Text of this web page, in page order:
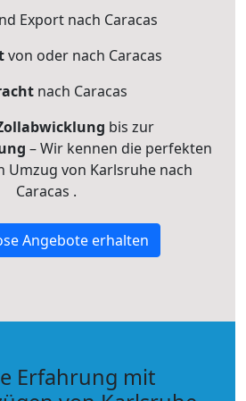
Export nach Caracas
von oder nach Caracas
nach Caracas
bis zur
– Wir kennen die perfekten
Umzug von Karlsruhe nach
Caracas .
Angebote erhalten
Erfahrung mit